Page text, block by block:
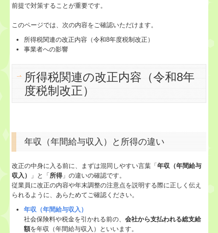
病院・診療所の皆様へ
関与先向け融資商品ご紹介
戦略給与情報システム
経営者の皆さんへ
前提で対策することが重要です。
このページでは、次の内容をご確認いただけます。
所得税関連の改正内容（令和8年度税制改正）
事業者への影響
所得税関連の改正内容（令和8年
度税制改正）
年収（年間給与収入）と所得の違い
改正の中身に入る前に、まずは混同しやすい言葉「年収（年間給与
収入）
」と「所得」の違いの確認です。
従業員に改正の内容や年末調整の注意点を説明する際に正しく伝え
られるように、あらためてご確認ください。
年収（年間給与収入）
社会保険料や税金を引かれる前の、会社から支払われる総支給
額を年収（年間給与収入）といいます。